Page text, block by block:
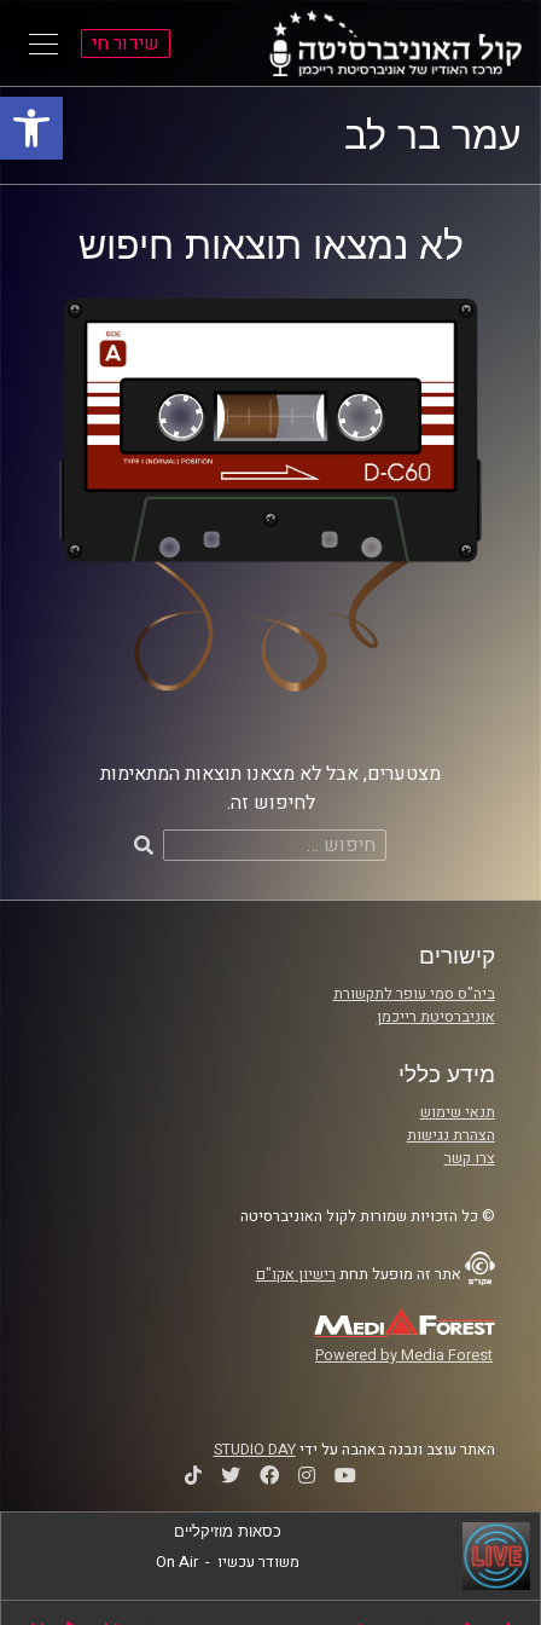
פתח
התפריט
הראשי
התוכן
הראשי
שידור חי
עמר בר לב
לא נמצאו תוצאות חיפוש
מצטערים, אבל לא מצאנו תוצאות המתאימות
לחיפוש זה.
חיפוש:
קישורים
ביה"ס סמי עופר לתקשורת
אוניברסיטת רייכמן
מידע כללי
תנאי שימוש
הצהרת נגישות
צרו קשר
© כל הזכויות שמורות לקול האוניברסיטה
אתר זה מופעל תחת רישיון אקו"ם
Powered by Media Forest
האתר עוצב ונבנה באהבה על ידיSTUDIO DAY
כסאות מוזיקליים
משודר עכשיו -
On Air